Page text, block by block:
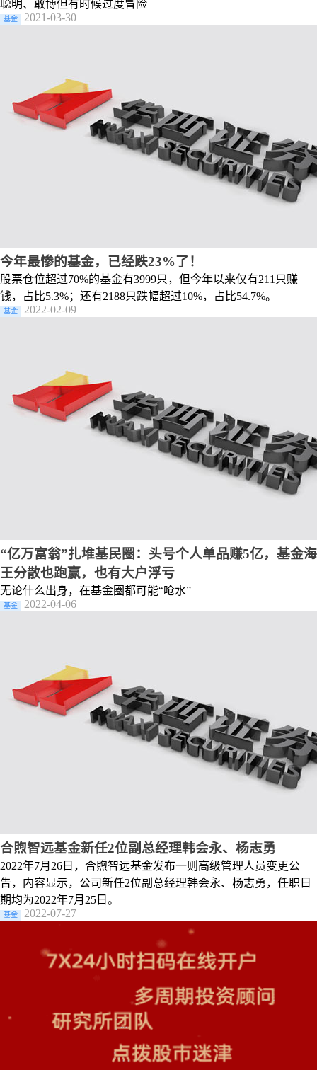
聪明、敢博但有时候过度冒险
基金 2021-03-30
今年最惨的基金，已经跌23%了！
股票仓位超过70%的基金有3999只，但今年以来仅有211只赚
钱，占比5.3%；还有2188只跌幅超过10%，占比54.7%。
基金 2022-02-09
“亿万富翁”扎堆基民圈：头号个人单品赚5亿，基金海
王分散也跑赢，也有大户浮亏
无论什么出身，在基金圈都可能“呛水”
基金 2022-04-06
合煦智远基金新任2位副总经理韩会永、杨志勇
2022年7月26日，合煦智远基金发布一则高级管理人员变更公
告，内容显示，公司新任2位副总经理韩会永、杨志勇，任职日
期均为2022年7月25日。
基金 2022-07-27